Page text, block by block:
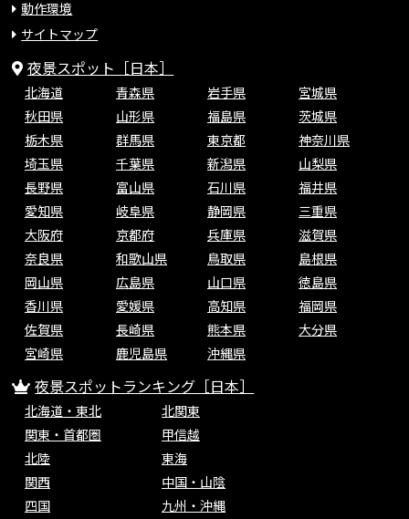
動作環境
サイトマップ
夜景スポット［日本］
北海道 青森県 岩手県
宮城県
秋田県
山形県 福島県
茨城県
栃木県
群馬県 東京都
神奈川県
埼玉県
千葉県 新潟県
山梨県
長野県
富山県 石川県
福井県
愛知県
岐阜県 静岡県
三重県
大阪府
京都府 兵庫県
滋賀県
奈良県
和歌山県 鳥取県
島根県
岡山県
広島県 山口県
徳島県
香川県
愛媛県 高知県
福岡県
佐賀県
長崎県 熊本県
大分県
宮崎県
鹿児島県 沖縄県
夜景スポットランキング［日本］
北海道・東北
北関東
関東・首都圏
甲信越
北陸
東海
関西
中国・山陰
四国
九州・沖縄